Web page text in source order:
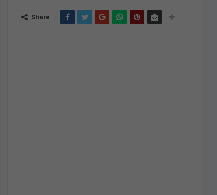
Share